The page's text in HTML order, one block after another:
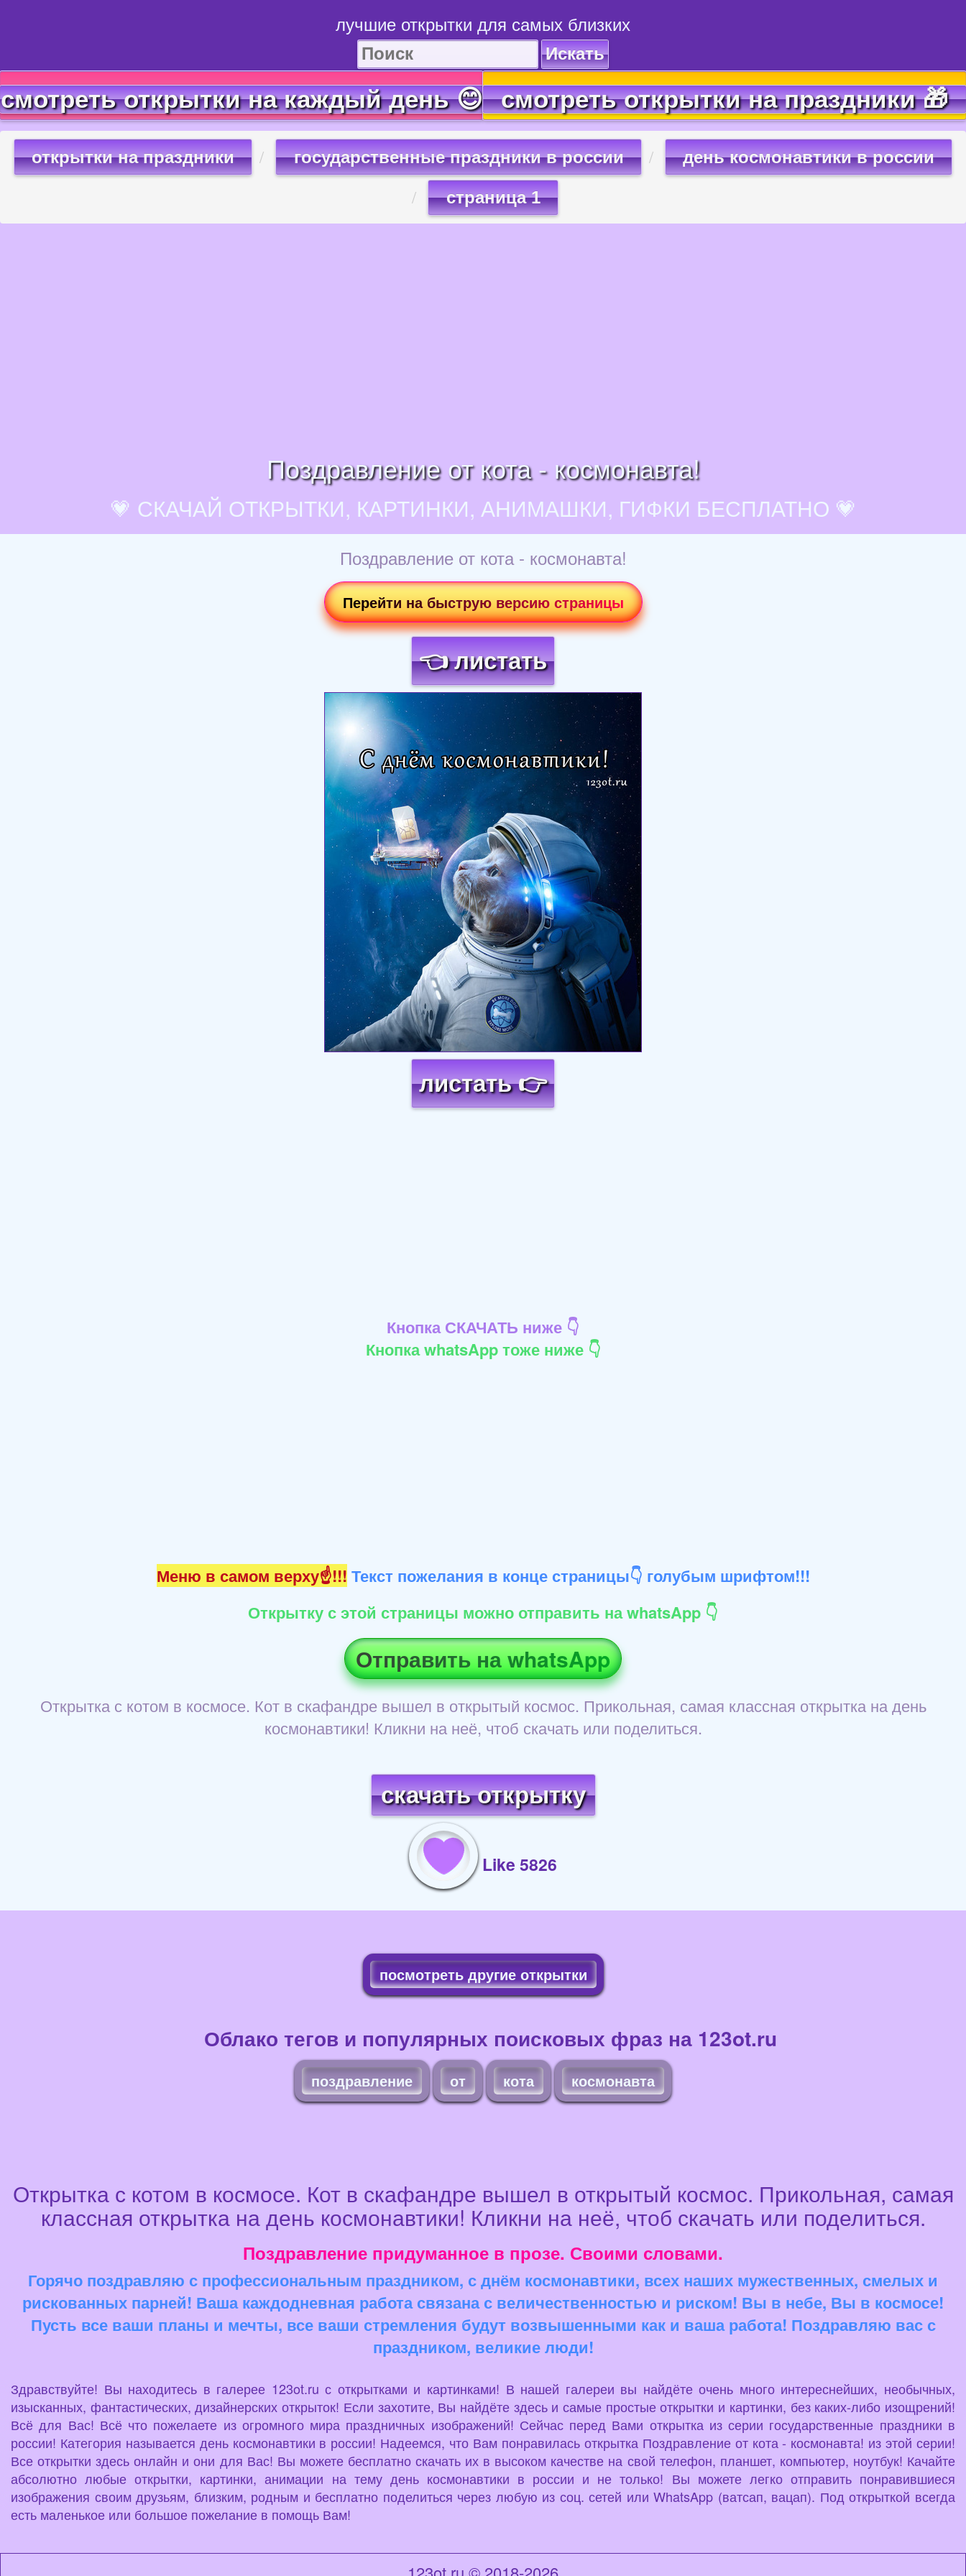
лучшие открытки для самых близких
Искать
смотреть открытки на каждый день 😊 смотреть открытки на праздники 🎁
открытки на праздники государственные праздники в россии день космонавтики в россии
страница 1
Поздравление от кота - космонавта!
💗 СКАЧАЙ ОТКРЫТКИ, КАРТИНКИ, АНИМАШКИ, ГИФКИ БЕСПЛАТНО 💗
Поздравление от кота - космонавта!
Перейти на быструю версию страницы
👈 листать
Загрузка картинки...
листать 👉
Кнопка СКАЧАТЬ ниже 👇
Кнопка whatsApp тоже ниже 👇
Меню в самом верху☝!!! Текст пожелания в конце страницы👇 голубым шрифтом!!!
Открытку с этой страницы можно отправить на whatsApp 👇
Отправить на whatsApp
Открытка с котом в космосе. Кот в скафандре вышел в открытый космос. Прикольная, самая классная открытка на день
космонавтики! Кликни на неё, чтоб скачать или поделиться.
скачать открытку
Like 5826
посмотреть другие открытки
Облако тегов и популярных поисковых фраз на 123ot.ru
поздравление от кота космонавта
Открытка с котом в космосе. Кот в скафандре вышел в открытый космос. Прикольная, самая
классная открытка на день космонавтики! Кликни на неё, чтоб скачать или поделиться.
Поздравление придуманное в прозе. Своими словами.
Горячо поздравляю с профессиональным праздником, с днём космонавтики, всех наших мужественных, смелых и
рискованных парней! Ваша каждодневная работа связана с величественностью и риском! Вы в небе, Вы в космосе!
Пусть все ваши планы и мечты, все ваши стремления будут возвышенными как и ваша работа! Поздравляю вас с
праздником, великие люди!
Здравствуйте! Вы находитесь в галерее 123ot.ru с открытками и картинками! В нашей галереи вы найдёте очень много интереснейших, необычных,
изысканных, фантастических, дизайнерских открыток! Если захотите, Вы найдёте здесь и самые простые открытки и картинки, без каких-либо изощрений!
Всё для Вас! Всё что пожелаете из огромного мира праздничных изображений! Сейчас перед Вами открытка из серии государственные праздники в
россии! Категория называется день космонавтики в россии! Надеемся, что Вам понравилась открытка Поздравление от кота - космонавта! из этой серии!
Все открытки здесь онлайн и они для Вас! Вы можете бесплатно скачать их в высоком качестве на свой телефон, планшет, компьютер, ноутбук! Качайте
абсолютно любые открытки, картинки, анимации на тему день космонавтики в россии и не только! Вы можете легко отправить понравившиеся
изображения своим друзьям, близким, родным и бесплатно поделиться через любую из соц. сетей или WhatsApp (ватсап, вацап). Под открыткой всегда
есть маленькое или большое пожелание в помощь Вам!